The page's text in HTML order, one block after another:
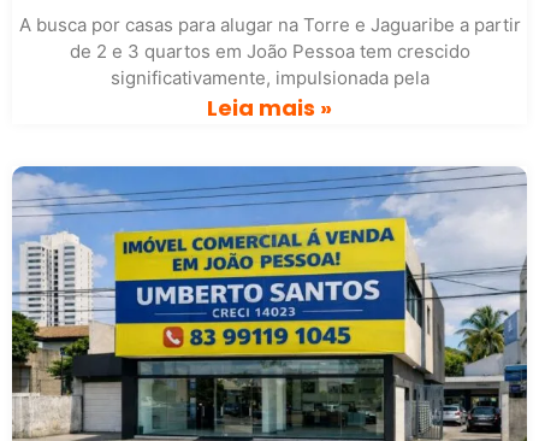
A busca por casas para alugar na Torre e Jaguaribe a partir
de 2 e 3 quartos em João Pessoa tem crescido
significativamente, impulsionada pela
Leia mais »